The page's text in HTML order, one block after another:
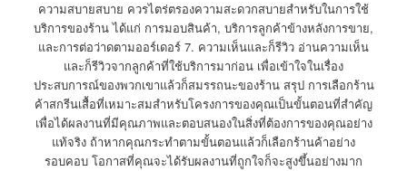
ความสบายสบาย ควรไตร่ตรองความสะดวกสบายสำหรับในการใช้
บริการของร้าน ได้แก่ การมอบสินค้า, บริการลูกค้าข้างหลังการขาย,
และการต่อว่าดตามออร์เดอร์ 7. ความเห็นและก็รีวิว อ่านความเห็น
และก็รีวิวจากลูกค้าที่ใช้บริการมาก่อน เพื่อเข้าใจในเรื่อง
ประสบการณ์ของพวกเขาแล้วก็สมรรถนะของร้าน สรุป การเลือกร้าน
ค้าสกรีนเสื้อที่เหมาะสมสำหรับโครงการของคุณเป็นขั้นตอนที่สำคัญ
เพื่อได้ผลงานที่มีคุณภาพและตอบสนองในสิ่งที่ต้องการของคุณอย่าง
แท้จริง ถ้าหากคุณกระทำตามขั้นตอนแล้วก็เลือกร้านค้าอย่าง
รอบคอบ โอกาสที่คุณจะได้รับผลงานที่ถูกใจก็จะสูงขึ้นอย่างมาก